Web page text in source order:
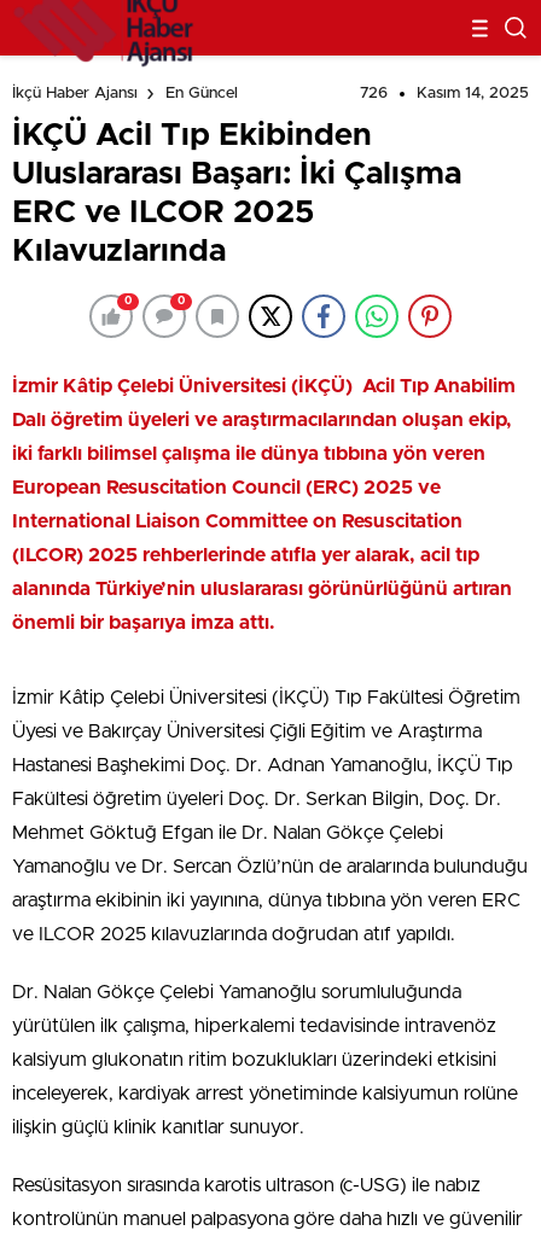
İkçü Haber Ajansı En Güncel 726 Kasım 14, 2025
İKÇÜ Acil Tıp Ekibinden
Uluslararası Başarı: İki Çalışma
ERC ve ILCOR 2025
Kılavuzlarında
0 0
İzmir Kâtip Çelebi Üniversitesi (İKÇÜ) Acil Tıp Anabilim
Dalı öğretim üyeleri ve araştırmacılarından oluşan ekip,
iki farklı bilimsel çalışma ile dünya tıbbına yön veren
European Resuscitation Council (ERC) 2025 ve
International Liaison Committee on Resuscitation
(ILCOR) 2025 rehberlerinde atıfla yer alarak, acil tıp
alanında Türkiye’nin uluslararası görünürlüğünü artıran
önemli bir başarıya imza attı.
İzmir Kâtip Çelebi Üniversitesi (İKÇÜ) Tıp Fakültesi Öğretim
Üyesi ve Bakırçay Üniversitesi Çiğli Eğitim ve Araştırma
Hastanesi Başhekimi Doç. Dr. Adnan Yamanoğlu, İKÇÜ Tıp
Fakültesi öğretim üyeleri Doç. Dr. Serkan Bilgin, Doç. Dr.
Mehmet Göktuğ Efgan ile Dr. Nalan Gökçe Çelebi
Yamanoğlu ve Dr. Sercan Özlü’nün de aralarında bulunduğu
araştırma ekibinin iki yayınına, dünya tıbbına yön veren ERC
ve ILCOR 2025 kılavuzlarında doğrudan atıf yapıldı.
Dr. Nalan Gökçe Çelebi Yamanoğlu sorumluluğunda
yürütülen ilk çalışma, hiperkalemi tedavisinde intravenöz
kalsiyum glukonatın ritim bozuklukları üzerindeki etkisini
inceleyerek, kardiyak arrest yönetiminde kalsiyumun rolüne
ilişkin güçlü klinik kanıtlar sunuyor.
Resüsitasyon sırasında karotis ultrason (c-USG) ile nabız
kontrolünün manuel palpasyona göre daha hızlı ve güvenilir